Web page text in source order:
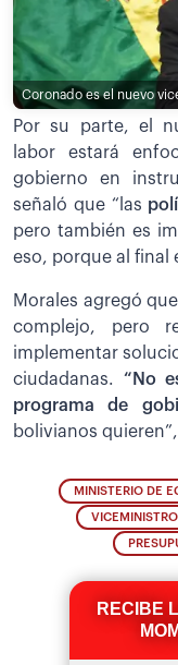
Coronado es el nuevo
Por su parte, el
labor estará
gobierno en
señaló que “las
pero también es
eso, porque al final
Morales agregó
complejo, pero
implementar
ciudadanas. “No
programa de
bolivianos
MINISTERIO DE
RECIBE